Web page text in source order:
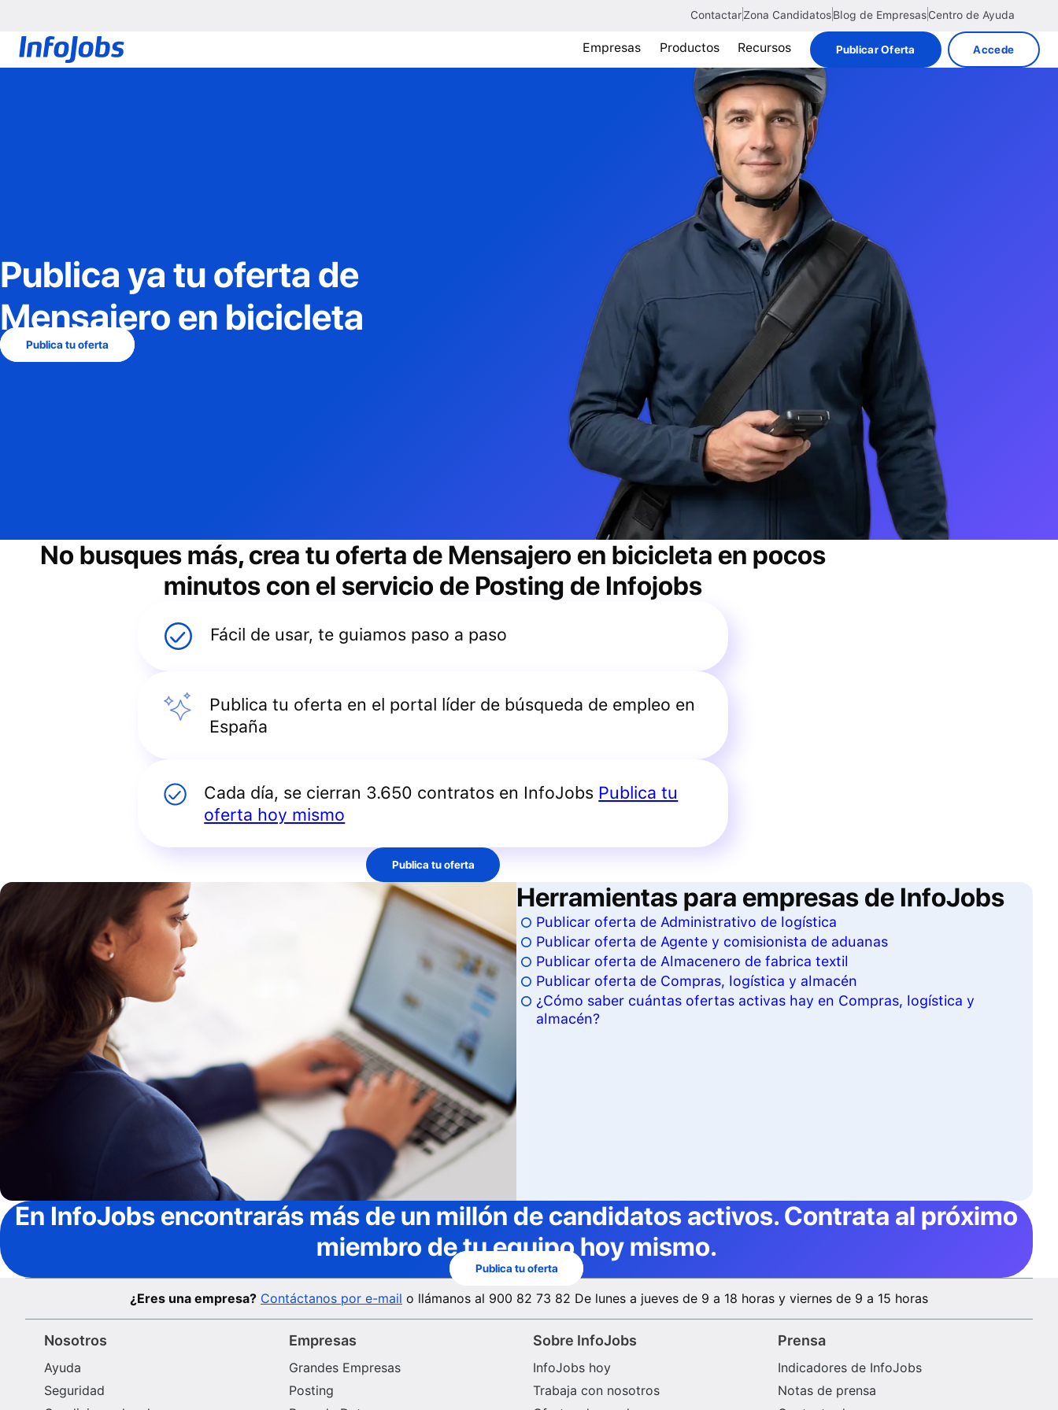
ContactarZona CandidatosBlog de EmpresasCentro de Ayuda
Empresas Productos Recursos Publicar Oferta Accede
Publica ya tu oferta de
Mensajero en bicicleta
Publica tu oferta
No busques más, crea tu oferta de Mensajero en bicicleta en pocos
minutos con el servicio de Posting de Infojobs
Fácil de usar, te guiamos paso a paso
Publica tu oferta en el portal líder de búsqueda de empleo en
España
Cada día, se cierran 3.650 contratos en InfoJobs Publica tu
oferta hoy mismo
Publica tu oferta
Herramientas para empresas de InfoJobs
Publicar oferta de Administrativo de logística
Publicar oferta de Agente y comisionista de aduanas
Publicar oferta de Almacenero de fabrica textil
Publicar oferta de Compras, logística y almacén
¿Cómo saber cuántas ofertas activas hay en Compras, logística y
almacén?
En InfoJobs encontrarás más de un millón de candidatos activos. Contrata al próximo
miembro de tu equipo hoy mismo.
Publica tu oferta
¿Eres una empresa? Contáctanos por e-mail o llámanos al 900 82 73 82 De lunes a jueves de 9 a 18 horas y viernes de 9 a 15 horas
Nosotros
Ayuda
Seguridad
Empresas
Grandes Empresas
Posting
Sobre InfoJobs
InfoJobs hoy
Trabaja con nosotros
Prensa
Indicadores de InfoJobs
Notas de prensa